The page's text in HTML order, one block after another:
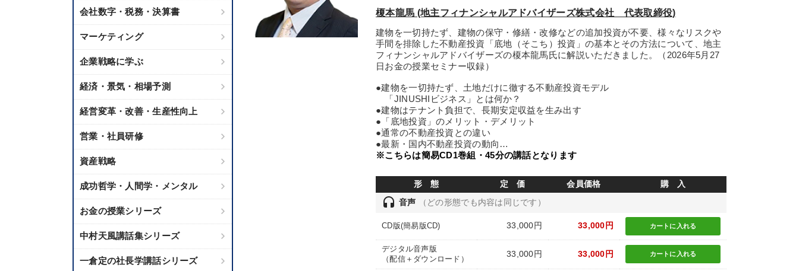
会社数字・税務・決算書
マーケティング
企業戦略に学ぶ
経済・景気・相場予測
経営変革・改善・生産性向上
営業・社員研修
資産戦略
成功哲学・人間学・メンタル
お金の授業シリーズ
中村天風講話集シリーズ
一倉定の社長学講話シリーズ
榎本龍馬 (地主フィナンシャルアドバイザーズ株式会社 代表取締役)
建物を一切持たず、建物の保守・修繕・改修などの追加投資が不要、様々なリスクや
手間を排除した不動産投資「底地（そこち）投資」の基本とその方法について、地主
フィナンシャルアドバイザーズの榎本龍馬氏に解説いただきました。（2026年5月27
日お金の授業セミナー収録）
●建物を一切持たず、土地だけに徹する不動産投資モデル
「JINUSHIビジネス」とは何か？
●建物はテナント負担で、長期安定収益を生み出す
●「底地投資」のメリット・デメリット
●通常の不動産投資との違い
●最新・国内不動産投資の動向…
※こちらは簡易CD1巻組・45分の講話となります
形 態 定 価 会員価格 購 入
headset 音声 （どの形態でも内容は同じです）
CD版(簡易版CD) 33,000円 33,000円 カートに 入れる
デジタル音声版
（配信＋ダウンロード）
33,000円 33,000円 カートに 入れる